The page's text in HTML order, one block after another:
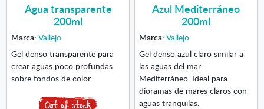
Agua transparente
200ml
Marca: Vallejo
Gel denso transparente para
crear aguas poco profundas
sobre fondos de color.
Azul Mediterráneo
200ml
Marca: Vallejo
Gel denso azul claro similar a
las aguas del mar
Mediterráneo. Ideal para
dioramas de mares claros con
aguas tranquilas.